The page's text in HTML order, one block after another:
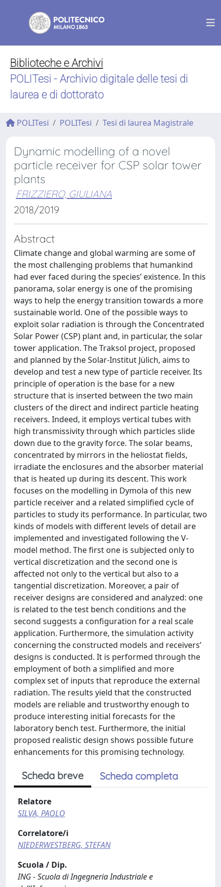
Biblioteche e Archivi
POLITesi - Archivio digitale delle tesi di
laurea e di dottorato
POLITesi POLITesi Tesi di laurea Magistrale
Dynamic modelling of a novel
particle receiver for CSP solar tower
plants
FRIZZIERO, GIULIANA
2018/2019
Abstract
Climate change and global warming are some of
the most challenging problems that humankind
had ever faced during the species’ existence. In this
panorama, solar energy is one of the promising
ways to help the energy transition towards a more
sustainable world. One of the possible ways to
exploit solar radiation is through the Concentrated
Solar Power (CSP) plant and, in particular, the solar
tower application. The Traksol project, proposed
and planned by the Solar-Institut Jülich, aims to
develop and test a new type of particle receiver. Its
principle of operation is the base for a new
structure that is inserted between the two main
clusters of the direct and indirect particle heating
receivers. Indeed, it employs vertical tubes with
high transmissivity through which particles slide
down due to the gravity force. The solar beams,
concentrated by mirrors in the heliostat fields,
irradiate the enclosures and the absorber material
that is heated up during its descent. This work
focuses on the modelling in Dymola of this new
particle receiver and a related simplified cycle of
particles to study its performance. In particular, two
kinds of models with different levels of detail are
implemented and investigated following the V-
model method. The first one is subjected only to
vertical discretization and the second one is
affected not only to the vertical but also to a
tangential discretization. Moreover, a pair of
receiver designs are considered and analyzed: one
is related to the test bench conditions and the
second suggests a configuration for a real scale
application. Furthermore, the simulation activity
concerning the constructed models and receivers’
designs is conducted. It is performed through the
employment of both a simplified and more
complex set of inputs that reproduce the external
radiation. The results yield that the constructed
models are reliable and trustworthy enough to
produce interesting initial forecasts for the
laboratory bench test. Furthermore, the initial
proposed realistic design shows possible future
enhancements for this promising technology.
Scheda breve Scheda completa
Relatore
SILVA, PAOLO
Correlatore/i
NIEDERWESTBERG, STEFAN
Scuola / Dip.
ING - Scuola di Ingegneria Industriale e